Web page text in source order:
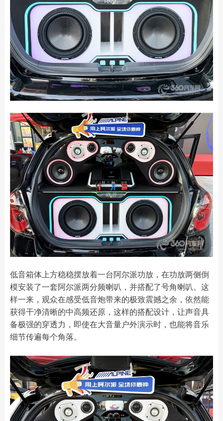
低音箱体上方稳稳摆放着一台阿尔派功放，在功放两侧倒
模安装了一套阿尔派两分频喇叭，并搭配了号角喇叭。这
样一来，观众在感受低音炮带来的极致震撼之余，依然能
获得干净清晰的中高频还原，这样的搭配设计，让声音具
备极强的穿透力，即使在大音量户外演示时，也能将音乐
细节传遍每个角落。